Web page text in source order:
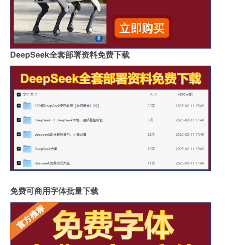
DeepSeek全套部署资料免费下载
免费可商用字体批量下载